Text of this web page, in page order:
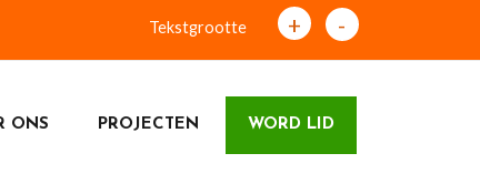
Tekstgrootte + -
ONS PROJECTEN WORD LID